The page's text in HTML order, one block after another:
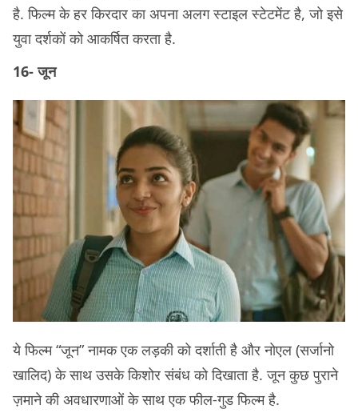
है. फिल्म के हर किरदार का अपना अलग स्टाइल स्टेटमेंट है, जो इसे
युवा दर्शकों को आकर्षित करता है.
16- जून
ये फिल्म “जून” नामक एक लड़की को दर्शाती है और नोएल (सर्जानो
खालिद) के साथ उसके किशोर संबंध को दिखाता है. जून कुछ पुराने
ज़माने की अवधारणाओं के साथ एक फील-गुड फिल्म है.